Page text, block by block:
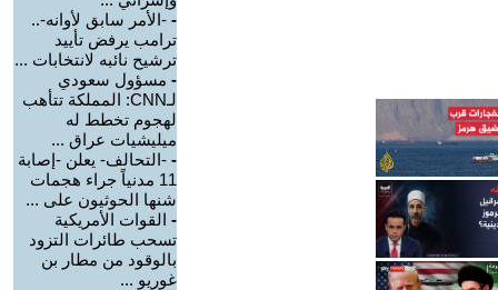
- -الأمر سابق لأوانه-..
ترامب يرفض تأييد
ترشيح نائبه لانتخابات ...
- مسؤول سعودي
لـCNN: المملكة تتأهب
لهجوم تخطط له
ميليشيات عراق ...
- -التحالف- يعلن -إصابة
11 مدنياً جراء هجمات
شنها الحوثيون على ...
- القوات الأمريكية
تسحب طائرات التزود
بالوقود من مطار بن
غوريو ...